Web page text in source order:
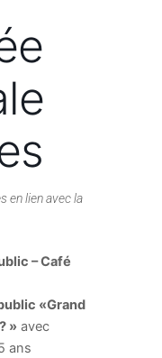
en lien avec la
– Café
«Grand
» avec
ans